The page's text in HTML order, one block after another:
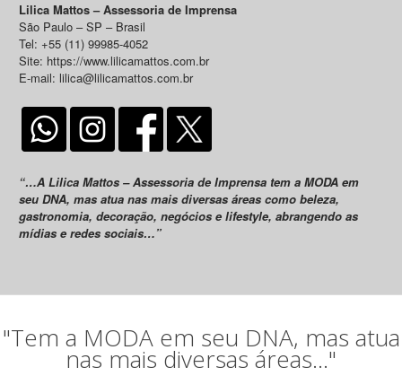
Lilica Mattos – Assessoria de Imprensa
São Paulo – SP – Brasil
Tel: +55 (11) 99985-4052
Site: https://www.lilicamattos.com.br
E-mail: lilica@lilicamattos.com.br
“…A Lilica Mattos – Assessoria de Imprensa tem a MODA em
seu DNA, mas atua nas mais diversas áreas como beleza,
gastronomia, decoração, negócios e lifestyle, abrangendo as
mídias e redes sociais…”
"Tem a MODA em seu DNA, mas atua
nas mais diversas áreas..."